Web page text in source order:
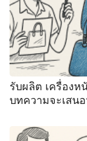
รับผลิต เครื่อง
บทความจะเสน